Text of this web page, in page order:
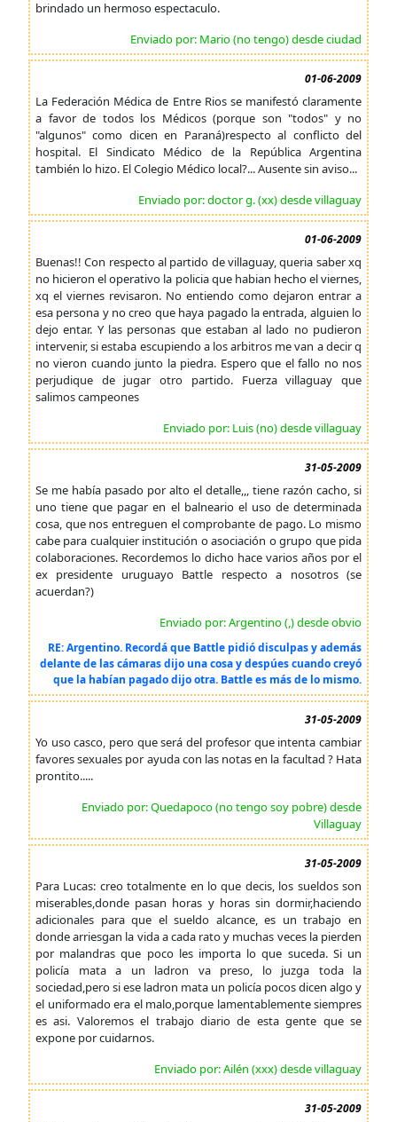
brindado un hermoso espectaculo.
Enviado por: Mario (no tengo) desde ciudad
01-06-2009
La Federación Médica de Entre Rios se manifestó claramente
a favor de todos los Médicos (porque son "todos" y no
"algunos" como dicen en Paraná)respecto al conflicto del
hospital. El Sindicato Médico de la República Argentina
también lo hizo. El Colegio Médico local?... Ausente sin aviso...
Enviado por: doctor g. (xx) desde villaguay
01-06-2009
Buenas!! Con respecto al partido de villaguay, queria saber xq
no hicieron el operativo la policia que habian hecho el viernes,
xq el viernes revisaron. No entiendo como dejaron entrar a
esa persona y no creo que haya pagado la entrada, alguien lo
dejo entar. Y las personas que estaban al lado no pudieron
intervenir, si estaba escupiendo a los arbitros me van a decir q
no vieron cuando junto la piedra. Espero que el fallo no nos
perjudique de jugar otro partido. Fuerza villaguay que
salimos campeones
Enviado por: Luis (no) desde villaguay
31-05-2009
Se me había pasado por alto el detalle,,, tiene razón cacho, si
uno tiene que pagar en el balneario el uso de determinada
cosa, que nos entreguen el comprobante de pago. Lo mismo
cabe para cualquier institución o asociación o grupo que pida
colaboraciones. Recordemos lo dicho hace varios años por el
ex presidente uruguayo Battle respecto a nosotros (se
acuerdan?)
Enviado por: Argentino (,) desde obvio
RE: Argentino. Recordá que Battle pidió disculpas y además
delante de las cámaras dijo una cosa y despúes cuando creyó
que la habían pagado dijo otra. Battle es más de lo mismo.
31-05-2009
Yo uso casco, pero que será del profesor que intenta cambiar
favores sexuales por ayuda con las notas en la facultad ? Hata
prontito.....
Enviado por: Quedapoco (no tengo soy pobre) desde
Villaguay
31-05-2009
Para Lucas: creo totalmente en lo que decis, los sueldos son
miserables,donde pasan horas y horas sin dormir,haciendo
adicionales para que el sueldo alcance, es un trabajo en
donde arriesgan la vida a cada rato y muchas veces la pierden
por malandras que poco les importa lo que suceda. Si un
policía mata a un ladron va preso, lo juzga toda la
sociedad,pero si ese ladron mata un policía pocos dicen algo y
el uniformado era el malo,porque lamentablemente siempres
es asi. Valoremos el trabajo diario de esta gente que se
expone por cuidarnos.
Enviado por: Ailén (xxx) desde villaguay
31-05-2009